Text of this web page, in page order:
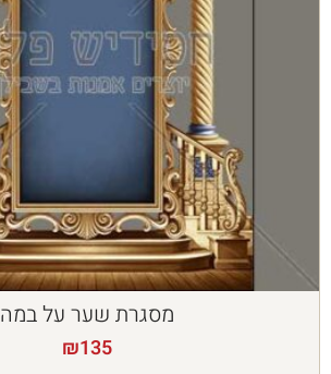
מסגרת שער על במה
₪135